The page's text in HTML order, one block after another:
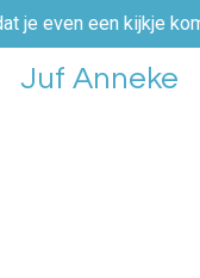
Juf Anneke
je even een kijkje